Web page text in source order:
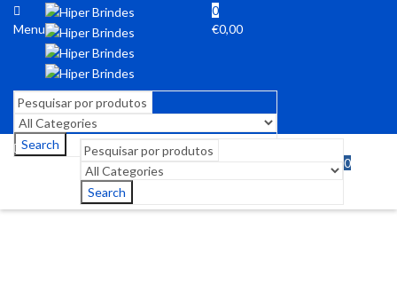
Menu
0
€0,00
Search
Search
0